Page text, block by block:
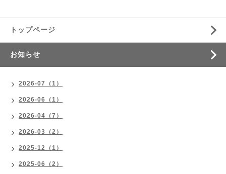
トップページ
お知らせ
2026-07（1）
2026-06（1）
2026-04（7）
2026-03（2）
2025-12（1）
2025-06（2）